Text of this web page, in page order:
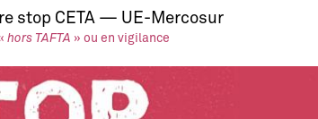
stop CETA — UE-Mercosur
hors TAFTA » ou en vigilance